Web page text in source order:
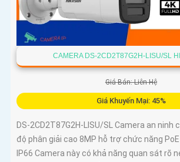
CAMERA DS-2CD2T87G2H-LISU/SL
Giá Bán: Liên Hệ
Giá Khuyến Mại: 45%
DS-2CD2T87G2H-LISU/SL Camera an ninh
độ phân giải cao 8MP hỗ trợ chức năng
IP66 Camera này có khả năng quan sát rõ